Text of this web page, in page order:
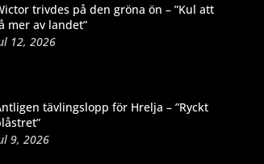
trivdes på den gröna ön – ”Kul att
mer av landet”
12, 2026
tävlingslopp för Hrelja – ”Ryckt
9, 2026